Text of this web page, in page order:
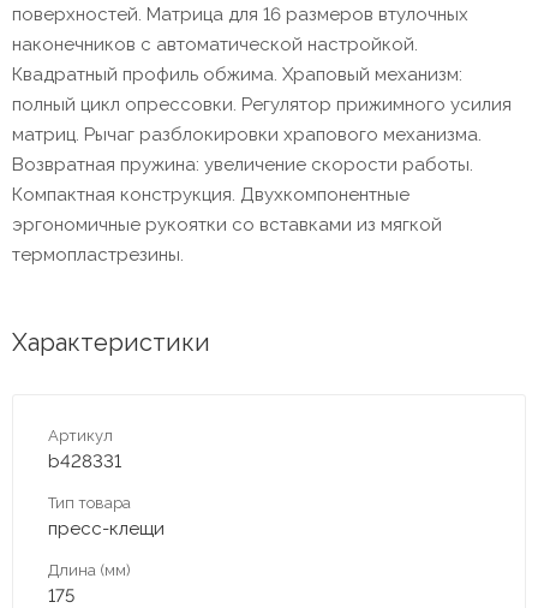
поверхностей. Матрица для 16 размеров втулочных
наконечников с автоматической настройкой.
Квадратный профиль обжима. Храповый механизм:
полный цикл опрессовки. Регулятор прижимного усилия
матриц. Рычаг разблокировки храпового механизма.
Возвратная пружина: увеличение скорости работы.
Компактная конструкция. Двухкомпонентные
эргономичные рукоятки со вставками из мягкой
термопластрезины.
Характеристики
Артикул
b428331
Тип товара
пресс-клещи
Длина (мм)
175